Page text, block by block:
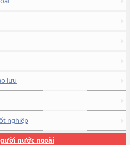
lưu
nghiệp
nước ngoài